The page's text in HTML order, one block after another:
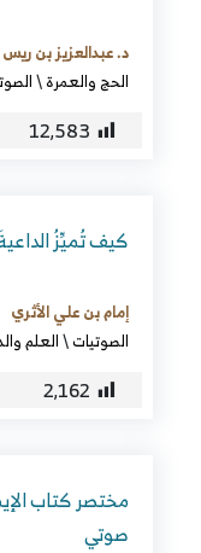
د. عبدالعزيز بن
الحج والعمرة\
12٬583
كيف تُميِّزُ
إمام بن علي الأثري
الصوتيات\العلم
2٬162
مختصر كتاب
صوتي